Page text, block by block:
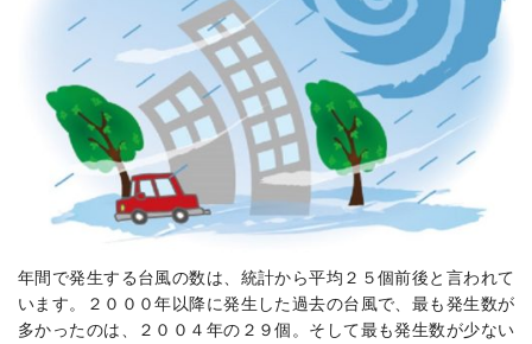
年間で発生する台風の数は、統計から平均２５個前後と言われて
います。２０００年以降に発生した過去の台風で、最も発生数が
多かったのは、２００４年の２９個。そして最も発生数が少ない